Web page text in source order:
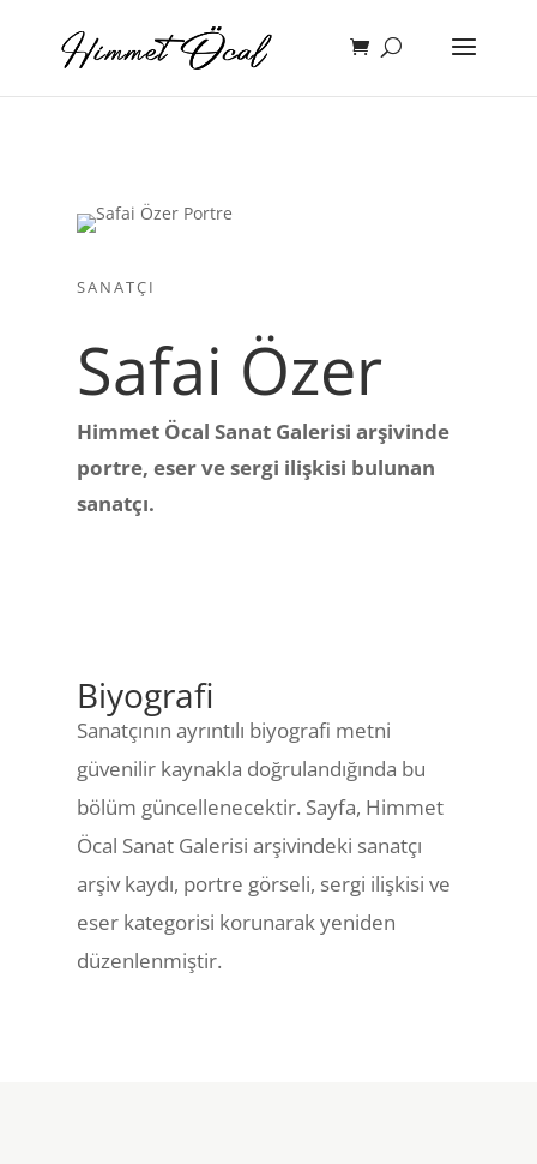
SANATÇI
Safai Özer
Himmet Öcal Sanat Galerisi arşivinde
portre, eser ve sergi ilişkisi bulunan
sanatçı.
Biyografi
Sanatçının ayrıntılı biyografi metni
güvenilir kaynakla doğrulandığında bu
bölüm güncellenecektir. Sayfa, Himmet
Öcal Sanat Galerisi arşivindeki sanatçı
arşiv kaydı, portre görseli, sergi ilişkisi ve
eser kategorisi korunarak yeniden
düzenlenmiştir.